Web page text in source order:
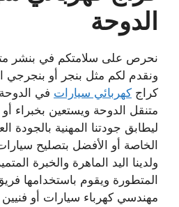
الدوحة
نحرص على سلامتكم في بنشر
ونقدم لكم مثل بنجر أو بنجرجي
كراج كهربائي سيارات في
متنقل الدوحة ويستعين بخبراء أو
ليطابق جودتنا المهنية بالجودة
الخاصة أو الأفضل بتصليح
ولدينا اليد الماهرة والخبرة
المتطورة ويقوم باستخدامها
مهندسي كهرباء سيارات أو فنيين